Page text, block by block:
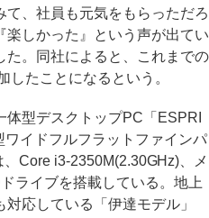
、社員も元気をもらっただろ
楽しかった』という声が出てい
た。同社によると、これまでの
したことになるという。
型デスクトップPC「ESPRI
イドフルフラットファインパ
Core i3-2350M(2.30GHz)、メ
ライブを搭載している。地上
応している「伊達モデル」